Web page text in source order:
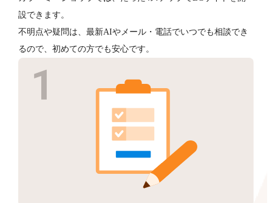
設できます。
不明点や疑問は、最新AIやメール・電話でいつでも相談でき
るので、初めての方でも安心です。